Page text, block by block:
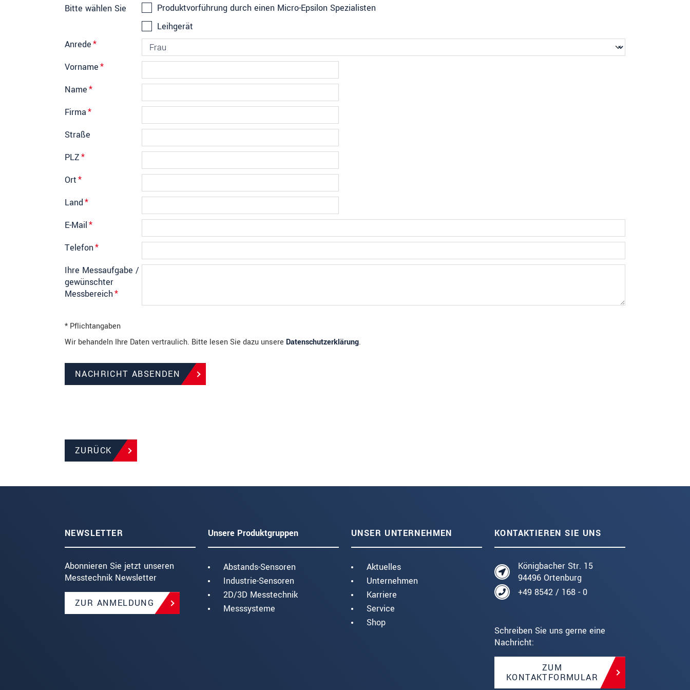
Bitte wählen Sie
Produktvorführung durch einen Micro-Epsilon Spezialisten
Leihgerät
Anrede*
Vorname*
Name*
Firma*
Straße
PLZ*
Ort*
Land*
E-Mail*
Telefon*
Ihre Messaufgabe /
gewünschter
Messbereich*
* Pflichtangaben
Wir behandeln Ihre Daten vertraulich. Bitte lesen Sie dazu unsere Datenschutzerklärung.
NACHRICHT ABSENDEN
ZURÜCK
NEWSLETTER
Abonnieren Sie jetzt unseren
Messtechnik Newsletter
ZUR ANMELDUNG
Unsere Produktgruppen
Abstands-Sensoren
Industrie-Sensoren
2D/3D Messtechnik
Messsysteme
UNSER UNTERNEHMEN
Aktuelles
Unternehmen
Karriere
Service
Shop
KONTAKTIEREN SIE UNS
Königbacher Str. 15
94496 Ortenburg
+49 8542 / 168 - 0
Schreiben Sie uns gerne eine
Nachricht:
ZUM
KONTAKTFORMULAR